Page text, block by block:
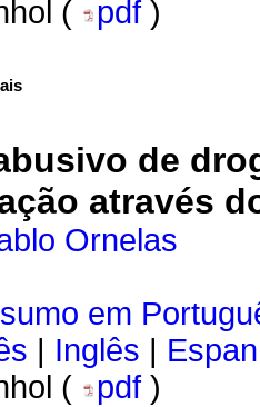
(
pdf )
de
através
Ornelas
em
Inglês
(
pdf )